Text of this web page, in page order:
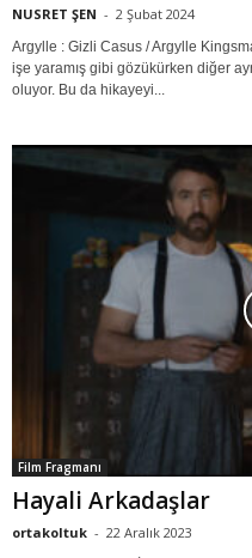
NUSRET ŞEN - 2 Şubat 2024
Argylle : Gizli Casus / Argylle
işe yaramış gibi gözükürken diğer
oluyor. Bu da hikayeyi...
Film Fragmanı
Hayali Arkadaşlar
ortakoltuk - 22 Aralık 2023